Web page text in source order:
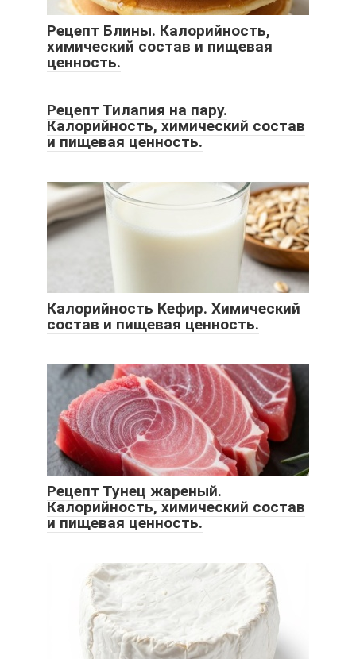
Рецепт Блины. Калорийность,
химический состав и пищевая
ценность.
Рецепт Тилапия на пару.
Калорийность, химический состав
и пищевая ценность.
Калорийность Кефир. Химический
состав и пищевая ценность.
Рецепт Тунец жареный.
Калорийность, химический состав
и пищевая ценность.